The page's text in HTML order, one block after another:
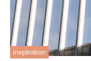
inspiration